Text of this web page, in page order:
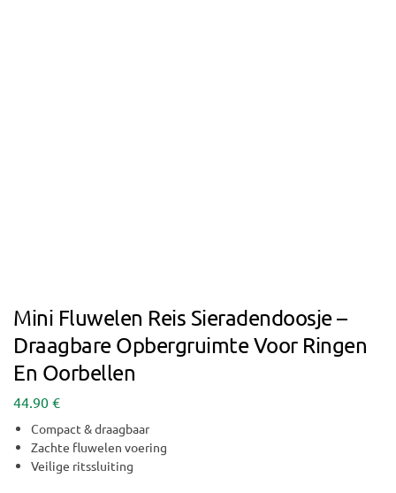
Mini Fluwelen Reis Sieradendoosje –
Draagbare Opbergruimte Voor Ringen
En Oorbellen
44.90 €
Compact & draagbaar
Zachte fluwelen voering
Veilige ritssluiting